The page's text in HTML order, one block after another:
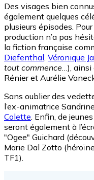
Des visages bien
également quelques
plusieurs épisodes.
production n’a pas
la fiction française
Diefenthal Véronique
tout commence …),
Rénier et Aurélie
Sans oublier des
l’ex-animatrice
Colette . Enfin, de
seront également à
"Ogee" Guichard
Marie Dal Zotto
TF1).